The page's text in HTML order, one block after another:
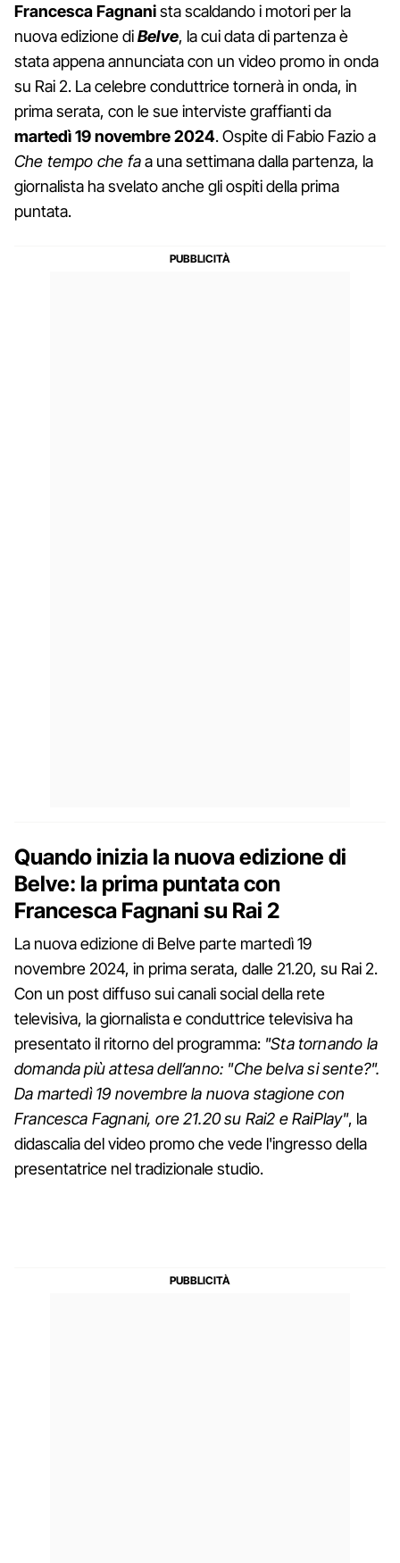
Francesca Fagnanista scaldando i motori per la
nuova edizione diBelve, la cui data di partenza è
stata appena annunciata con un video promo in onda
su Rai 2. La celebre conduttrice tornerà in onda, in
prima serata, con le sue interviste graffianti da
martedì 19 novembre 2024. Ospite di Fabio Fazio a
Che tempo che faa una settimana dalla partenza, la
giornalista ha svelato anche gli ospiti della prima
puntata.
Quando inizia la nuova edizione di
Belve: la prima puntata con
Francesca Fagnani su Rai 2
La nuova edizione di Belve parte martedì 19
novembre 2024, in prima serata, dalle 21.20, su Rai 2.
Con un post diffuso sui canali social della rete
televisiva, la giornalista e conduttrice televisiva ha
presentato il ritorno del programma: "Sta tornando la
domanda più attesa dell’anno: "Che belva si sente?".
Da martedì 19 novembre la nuova stagione con
Francesca Fagnani, ore 21.20 su Rai2 e RaiPlay", la
didascalia del video promo che vede l'ingresso della
presentatrice nel tradizionale studio.